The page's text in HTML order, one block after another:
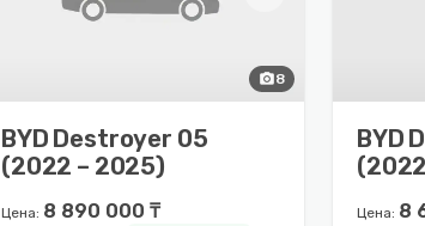
photo_camera8
BYD Destroyer 05
(2022 – 2025)
Цена: 8 890 000 ₸
BYD
Цена: 8